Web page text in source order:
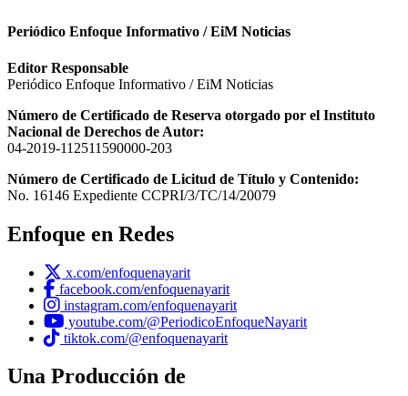
Periódico Enfoque Informativo / EiM Noticias
Editor Responsable
Periódico Enfoque Informativo / EiM Noticias
Número de Certificado de Reserva otorgado por el Instituto
Nacional de Derechos de Autor:
04-2019-112511590000-203
Número de Certificado de Licitud de Título y Contenido:
No. 16146 Expediente CCPRI/3/TC/14/20079
Enfoque en Redes
x.com/enfoquenayarit
facebook.com/enfoquenayarit
instagram.com/enfoquenayarit
youtube.com/@PeriodicoEnfoqueNayarit
tiktok.com/@enfoquenayarit
Una Producción de